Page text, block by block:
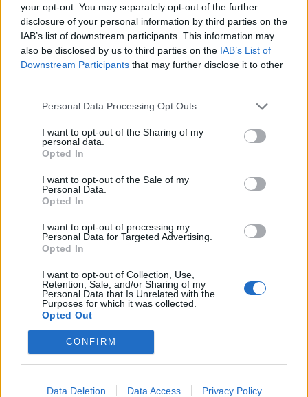
your opt-out. You may separately opt-out of the further
disclosure of your personal information by third parties on the
IAB’s list of downstream participants. This information may
also be disclosed by us to third parties on the IAB’s List of
Downstream Participants that may further disclose it to other
Personal Data Processing Opt Outs
I want to opt-out of the Sharing of my
personal data.
Opted In
I want to opt-out of the Sale of my
Personal Data.
Opted In
I want to opt-out of processing my
Personal Data for Targeted Advertising.
Opted In
I want to opt-out of Collection, Use,
Retention, Sale, and/or Sharing of my
Personal Data that Is Unrelated with the
Purposes for which it was collected.
Opted Out
CONFIRM
Data Deletion Data Access Privacy Policy
Trump egy igazi „égi palotát” kaphat Ahogy azt Trump
közel-keleti látogatásáról írt részletes elemzésünkben már
bemutattuk, a 400 millió dollár (144 milliárd forint)
környékére saccolt közlekedési eszközt Donald Trump a
hivatalos elnöki gép, az Air Force One helyett használná
politikus elnöki könyvtárának...
KEDVES OLVASÓNK!
A keresett cikk a portfolio.hu hírarchívumához
tartozik, melynek olvasása előfizetéses
regisztrációhoz kötött.
Az előfizetés a következőket tartalmazza:
Portfolio.hu teljes cikkarchívum
Kötéslisták: BÉT elmúlt 2 év napon belüli
kötéslistái